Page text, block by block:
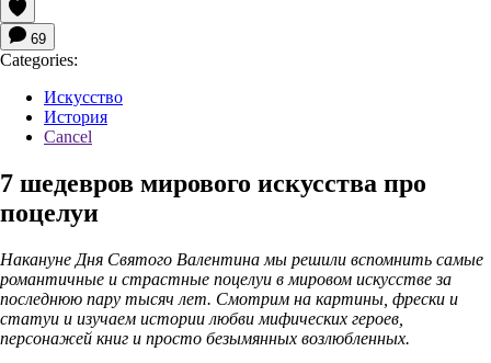
69
Categories:
Искусство
История
Cancel
7 шедевров мирового искусства про
поцелуи
Накануне Дня Святого Валентина мы решили вспомнить самые
романтичные и страстные поцелуи в мировом искусстве за
последнюю пару тысяч лет. Смотрим на картины, фрески и
статуи и изучаем истории любви мифических героев,
персонажей книг и просто безымянных возлюбленных.